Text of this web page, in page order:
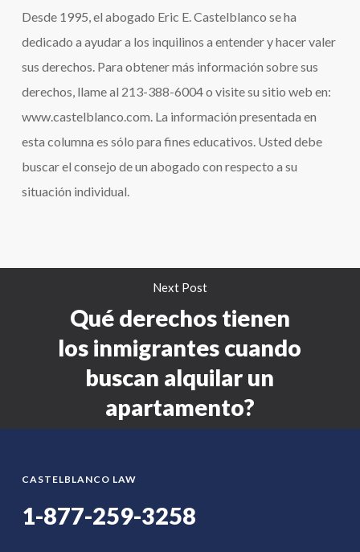
Desde 1995, el abogado Eric E. Castelblanco se ha
dedicado a ayudar a los inquilinos a entender y hacer valer
sus derechos. Para obtener más información sobre sus
derechos, llame al 213-388-6004 o visite su sitio web en:
www.castelblanco.com. La información presentada en
esta columna es sólo para fines educativos. Usted debe
buscar el consejo de un abogado con respecto a su
situación individual.
Next Post
Qué derechos tienen
los inmigrantes cuando
buscan alquilar un
apartamento?
CASTELBLANCO LAW
1-877-259-3258